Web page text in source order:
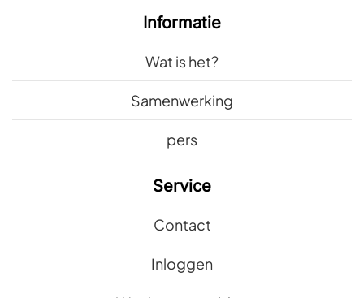
Informatie
Wat is het?
Samenwerking
pers
Service
Contact
Inloggen